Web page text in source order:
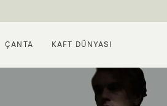
ÇANTA KAFT DÜNYASI